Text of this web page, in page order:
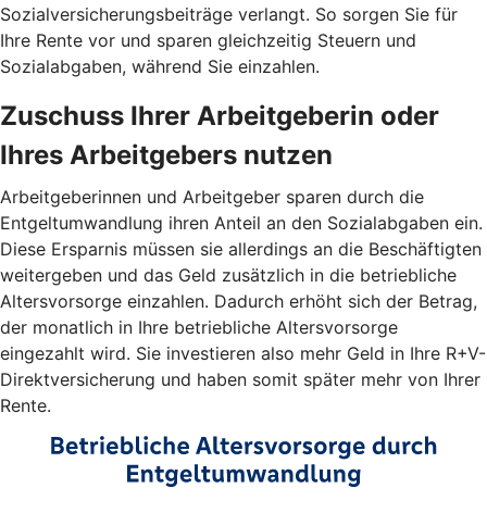
Sozialversicherungsbeiträge verlangt. So sorgen Sie für
Ihre Rente vor und sparen gleichzeitig Steuern und
Sozialabgaben, während Sie einzahlen.
Zuschuss Ihrer Arbeitgeberin oder
Ihres Arbeitgebers nutzen
Arbeitgeberinnen und Arbeitgeber sparen durch die
Entgeltumwandlung ihren Anteil an den Sozialabgaben ein.
Diese Ersparnis müssen sie allerdings an die Beschäftigten
weitergeben und das Geld zusätzlich in die betriebliche
Altersvorsorge einzahlen. Dadurch erhöht sich der Betrag,
der monatlich in Ihre betriebliche Altersvorsorge
eingezahlt wird. Sie investieren also mehr Geld in Ihre R+V-
Direktversicherung und haben somit später mehr von Ihrer
Rente.